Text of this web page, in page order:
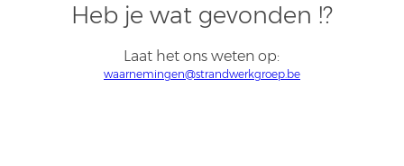
Heb je wat gevonden !?
Laat het ons weten op:
waarnemingen@strandwerkgroep.be